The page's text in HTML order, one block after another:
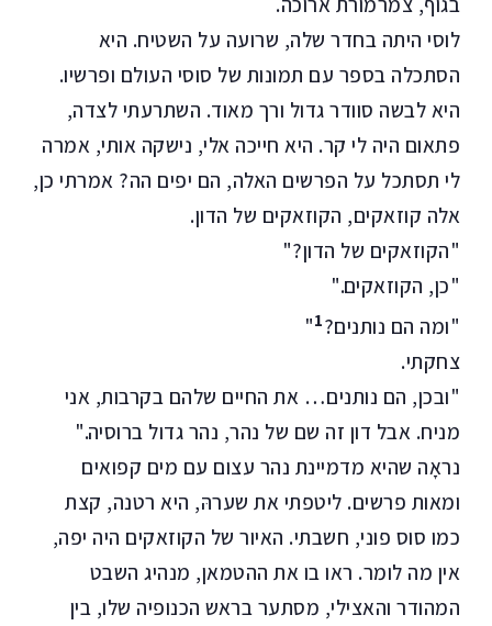
לוסי היתה בחדר שלה, שרועה על השטיח. היא
הסתכלה בספר עם תמונות של סוסי העולם ופרשיו.
היא לבשה סוודר גדול ורך מאוד. השתרעתי לצדה,
פתאום היה לי קר. היא חייכה אלי, נישקה אותי, אמרה
לי תסתכל על הפרשים האלה, הם יפים הה? אמרתי כן,
אלה קוזאקים, הקוזאקים של הדון.
"הקוזאקים של הדון?"
"כן, הקוזאקים."
"ומה הם נותנים?1
"
צחקתי.
"ובכן, הם נותנים… את החיים שלהם בקרבות, אני
מניח. אבל דון זה שם של נהר, נהר גדול ברוסיה."
נראָה שהיא מדמיינת נהר עצום עם מים קפואים
ומאות פרשים. ליטפתי את שערהּ, היא רטנה, קצת
כמו סוס פוני, חשבתי. האיור של הקוזאקים היה יפה,
אין מה לומר. ראו בו את ההטמאן, מנהיג השבט
המהודר והאצילי, מסתער בראש הכנופיה שלו, בין